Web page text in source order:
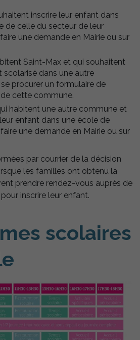
inscrire leur enfant dans
de celle du secteur de leur
une demande en Mairie ou sur
Saint-Max et qui souhaitent
scolarisé dans une autre
procurer un formulaire de
cette commune.
habitent une autre commune et
enfant dans une école de
une demande en Mairie ou sur
par courrier de la décision
les familles ont obtenu la
prendre rendez-vous auprès de
inscrire leur enfant.
scolaires